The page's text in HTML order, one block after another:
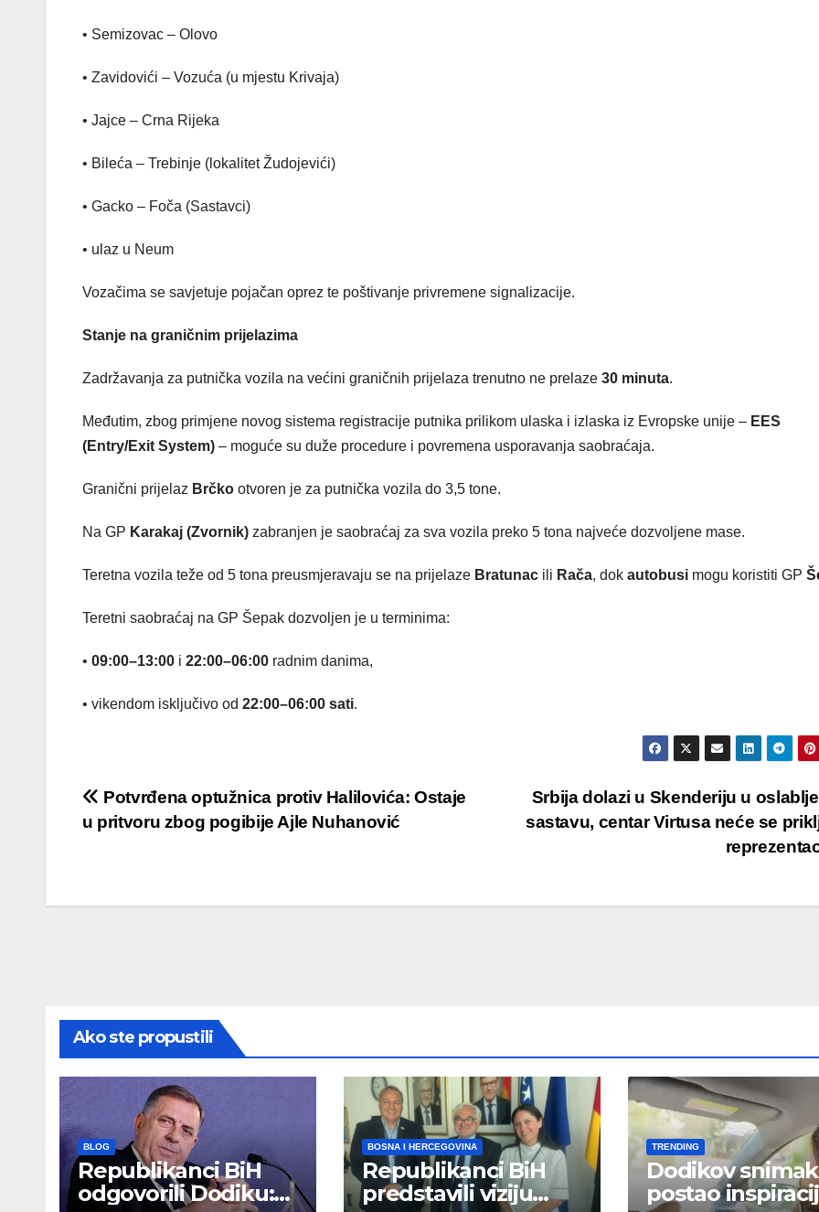
• Semizovac – Olovo
• Zavidovići – Vozuća (u mjestu Krivaja)
• Jajce – Crna Rijeka
• Bileća – Trebinje (lokalitet Žudojevići)
• Gacko – Foča (Sastavci)
• ulaz u Neum
Vozačima se savjetuje pojačan oprez te poštivanje privremene signalizacije.
Stanje na graničnim prijelazima
Zadržavanja za putnička vozila na većini graničnih prijelaza trenutno ne prelaze 30 minuta.
Međutim, zbog primjene novog sistema registracije putnika prilikom ulaska i izlaska iz Evropske unije – EES
(Entry/Exit System) – moguće su duže procedure i povremena usporavanja saobraćaja.
Granični prijelaz Brčko otvoren je za putnička vozila do 3,5 tone.
Na GP Karakaj (Zvornik) zabranjen je saobraćaj za sva vozila preko 5 tona najveće dozvoljene mase.
Teretna vozila teže od 5 tona preusmjeravaju se na prijelaze Bratunac ili Rača, dok autobusi mogu koristiti GP
Teretni saobraćaj na GP Šepak dozvoljen je u terminima:
• 09:00–13:00 i 22:00–06:00 radnim danima,
• vikendom isključivo od 22:00–06:00 sati.
Post
navigation
Srbija dolazi u Skenderiju u
sastavu, centar Virtusa neće se
Potvrđena optužnica protiv Halilovića: Ostaje
u pritvoru zbog pogibije Ajle Nuhanović
Ako ste propustili
BLOG
Republikanci BiH
odgovorili Dodiku:
BOSNA I HERCEGOVINA
Republikanci BiH
predstavili viziju
TRENDING
Dodikov snimak
postao